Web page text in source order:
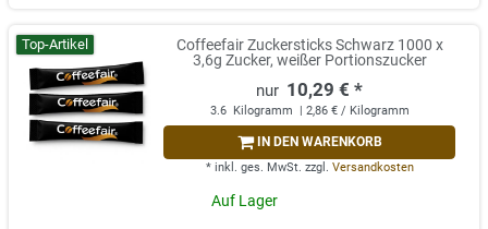
Top-Artikel
Coffeefair Zuckersticks Schwarz 1000 x
3,6g Zucker, weißer Portionszucker
10,29 € *
3.6 Kilogramm | 2,86 € / Kilogramm
IN DEN WARENKORB
* inkl. ges. MwSt. zzgl. Versandkosten
Auf Lager